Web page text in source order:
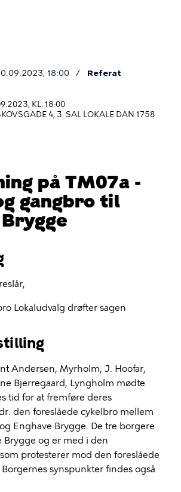
18:00 Referat
KL. 18:00
4, 3. SAL LOKALE DAN 1758
på TM07a -
gangbro til
Lokaludvalg drøfter sagen
Andersen, Myrholm, J. Hoofar,
Bjerregaard, Lyngholm mødte
tid for at fremføre deres
den foreslåede cykelbro mellem
Enghave Brygge. De tre borgere
Brygge og er med i den
protesterer mod den foreslåede
synspunkter findes også